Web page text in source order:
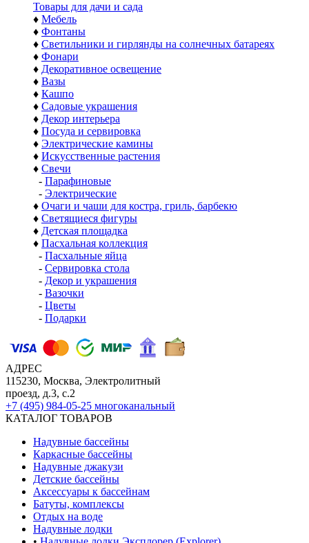
Товары для дачи и сада
♦ Мебель
♦ Фонтаны
♦ Светильники и гирлянды на солнечных батареях
♦ Фонари
♦ Декоративное освещение
♦ Вазы
♦ Кашпо
♦ Садовые украшения
♦ Декор интерьера
♦ Посуда и сервировка
♦ Электрические камины
♦ Искусственные растения
♦ Свечи
- Парафиновые
- Электрические
♦ Очаги и чаши для костра, гриль, барбекю
♦ Светящиеся фигуры
♦ Детская площадка
♦ Пасхальная коллекция
- Пасхальные яйца
- Сервировка стола
- Декор и украшения
- Вазочки
- Цветы
- Подарки
АДРЕС
115230, Москва, Электролитный
проезд, д.3, с.2
+7 (495) 984-05-25 многоканальный
КАТАЛОГ ТОВАРОВ
Надувные бассейны
Каркасные бассейны
Надувные джакузи
Детские бассейны
Аксессуары к бассейнам
Батуты, комплексы
Отдых на воде
Надувные лодки